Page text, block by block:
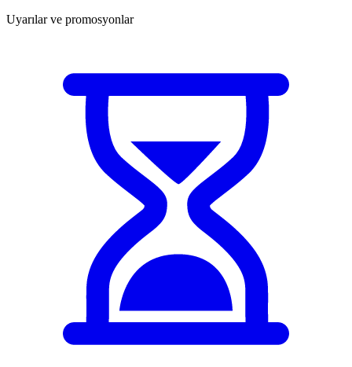
Uyarılar ve promosyonlar